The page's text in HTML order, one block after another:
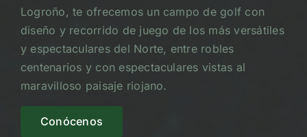
Logroño, te ofrecemos un campo de golf con
diseño y recorrido de juego de los más versátiles
y espectaculares del Norte, entre robles
centenarios y con espectaculares vistas al
maravilloso paisaje riojano.
Conócenos